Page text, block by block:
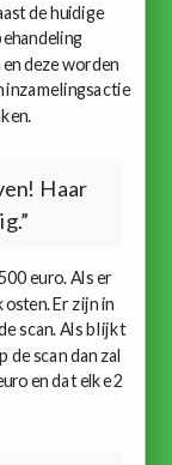
de huidige
deze worden
inzamelingsactie
Haar
euro. Als er
Er zijn in
scan. Als blijkt
scan dan zal
en dat elke 2